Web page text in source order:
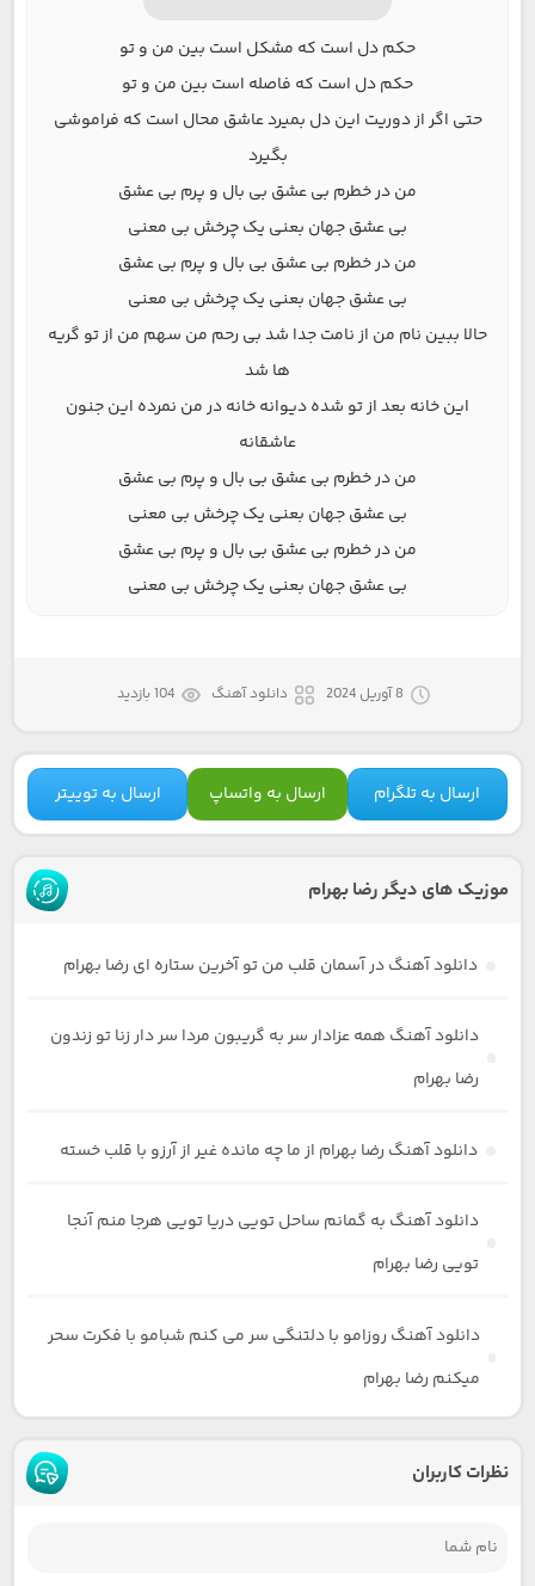
حکم دل است که مشکل است بین من و تو
حکم دل است که فاصله است بین من و تو
حتی اگر از دوریت این دل بمیرد عاشق محال است که فراموشی
بگیرد
من در خطرم بی عشق بی بال و پرم بی عشق
بی عشق جهان بعنی یک چرخش بی معنی
من در خطرم بی عشق بی بال و پرم بی عشق
بی عشق جهان بعنی یک چرخش بی معنی
حالا ببین نام من از نامت جدا شد بی رحم من سهم من از تو گریه
ها شد
این خانه بعد از تو شده دیوانه خانه در من نمرده این جنون
عاشقانه
من در خطرم بی عشق بی بال و پرم بی عشق
بی عشق جهان بعنی یک چرخش بی معنی
من در خطرم بی عشق بی بال و پرم بی عشق
بی عشق جهان بعنی یک چرخش بی معنی
8 آوریل 2024 دانلود آهنگ 104 بازدید
ارسال به تلگرام ارسال به واتساپ ارسال به توییتر
موزیک های دیگر رضا بهرام
دانلود آهنگ در آسمان قلب من تو آخرین ستاره ای رضا بهرام
دانلود آهنگ همه عزادار سر به گریبون مردا سر دار زنا تو زندون
رضا بهرام
دانلود آهنگ رضا بهرام از ما چه مانده غیر از آرزو با قلب خسته
دانلود آهنگ به گمانم ساحل تویی دریا تویی هرجا منم آنجا
تویی رضا بهرام
دانلود آهنگ روزاﻣﻮ ﺑﺎ دﻟﺘﻨﮕﻰ ﺳﺮ ﻣﻰ ﻛﻨﻢ ﺷﺒﺎﻣﻮ ﺑﺎ ﻓﻜﺮت ﺳﺤﺮ
ﻣﻴﻜﻨﻢ رضا بهرام
نظرات کاربران